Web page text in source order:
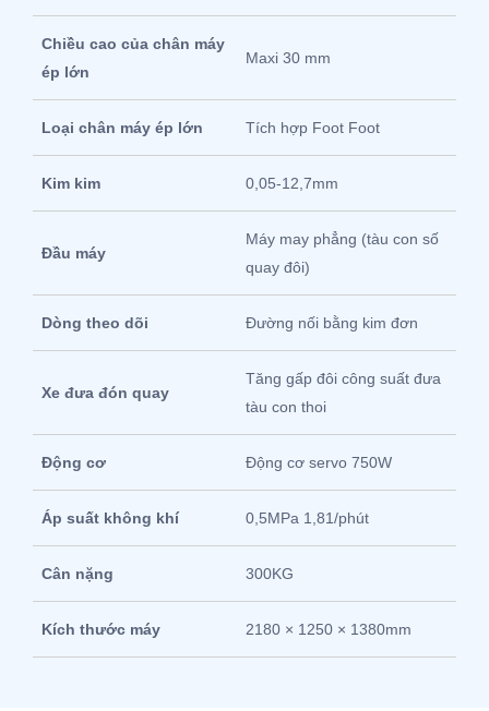
Chiều cao của chân máy
ép lớn
Maxi 30 mm
Loại chân máy ép lớn Tích hợp Foot Foot
Kim kim 0,05-12,7mm
Đầu máy
Máy may phẳng (tàu con số
quay đôi)
Dòng theo dõi Đường nối bằng kim đơn
Xe đưa đón quay
Tăng gấp đôi công suất đưa
tàu con thoi
Động cơ Động cơ servo 750W
Áp suất không khí 0,5MPa 1,81/phút
Cân nặng 300KG
Kích thước máy 2180 × 1250 × 1380mm